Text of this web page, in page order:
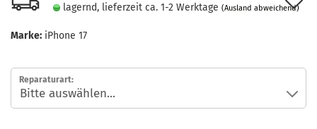
lagernd, lieferzeit ca. 1-2 Werktage (Ausland abweichend)
Marke: iPhone 17
Reparaturart: